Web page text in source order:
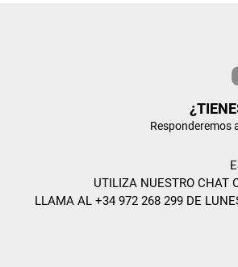
Responderemos
UTILIZA NUESTRO CHAT
LLAMA AL +34 972 268 299 DE